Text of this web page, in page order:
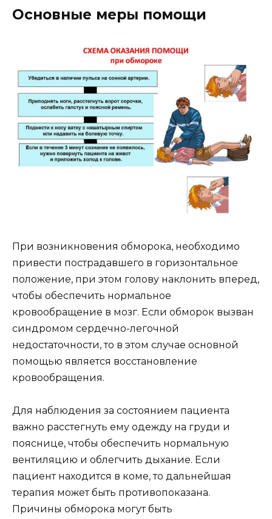
Основные меры помощи
При возникновения обморока, необходимо
привести пострадавшего в горизонтальное
положение, при этом голову наклонить вперед,
чтобы обеспечить нормальное
кровообращение в мозг. Если обморок вызван
синдромом сердечно-легочной
недостаточности, то в этом случае основной
помощью является восстановление
кровообращения.
Для наблюдения за состоянием пациента
важно расстегнуть ему одежду на груди и
пояснице, чтобы обеспечить нормальную
вентиляцию и облегчить дыхание. Если
пациент находится в коме, то дальнейшая
терапия может быть противопоказана.
Причины обморока могут быть